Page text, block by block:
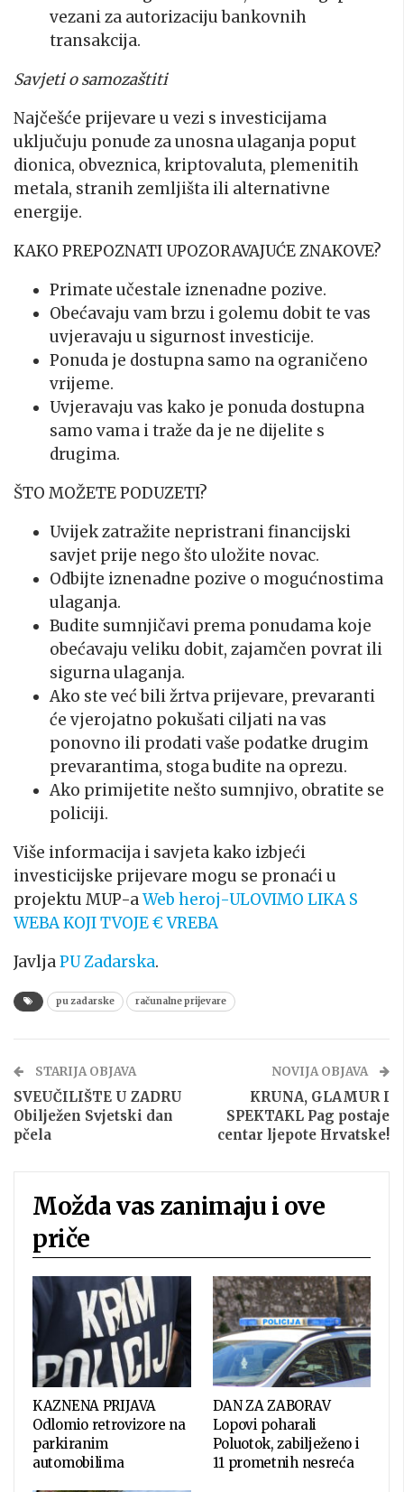
vezani za autorizaciju bankovnih
transakcija.
Savjeti o samozaštiti
Najčešće prijevare u vezi s investicijama
uključuju ponude za unosna ulaganja poput
dionica, obveznica, kriptovaluta, plemenitih
metala, stranih zemljišta ili alternativne
energije.
KAKO PREPOZNATI UPOZORAVAJUĆE ZNAKOVE?
Primate učestale iznenadne pozive.
Obećavaju vam brzu i golemu dobit te vas
uvjeravaju u sigurnost investicije.
Ponuda je dostupna samo na ograničeno
vrijeme.
Uvjeravaju vas kako je ponuda dostupna
samo vama i traže da je ne dijelite s
drugima.
ŠTO MOŽETE PODUZETI?
Uvijek zatražite nepristrani financijski
savjet prije nego što uložite novac.
Odbijte iznenadne pozive o mogućnostima
ulaganja.
Budite sumnjičavi prema ponudama koje
obećavaju veliku dobit, zajamčen povrat ili
sigurna ulaganja.
Ako ste već bili žrtva prijevare, prevaranti
će vjerojatno pokušati ciljati na vas
ponovno ili prodati vaše podatke drugim
prevarantima, stoga budite na oprezu.
Ako primijetite nešto sumnjivo, obratite se
policiji.
Više informacija i savjeta kako izbjeći
investicijske prijevare mogu se pronaći u
projektu MUP-aWeb heroj-ULOVIMO LIKA S
WEBA KOJI TVOJE € VREBA
JavljaPU Zadarska.
pu zadarske računalne prijevare
STARIJA OBJAVA
SVEUČILIŠTE U ZADRU
Obilježen Svjetski dan
pčela
NOVIJA OBJAVA
KRUNA, GLAMUR I
SPEKTAKL Pag postaje
centar ljepote Hrvatske!
Možda vas zanimaju i ove
priče
KAZNENA PRIJAVA
Odlomio retrovizore na
parkiranim
automobilima
DAN ZA ZABORAV
Lopovi poharali
Poluotok, zabilježeno i
11 prometnih nesreća